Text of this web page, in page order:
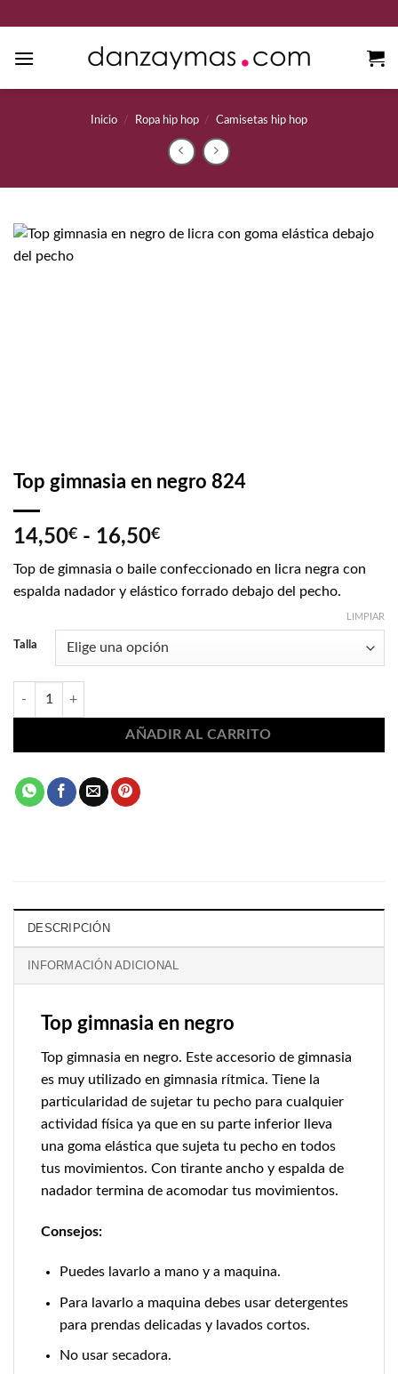
contenido
Inicio / Ropa hip hop / Camisetas hip hop
Top gimnasia en negro 824
14,50€ - 16,50€Rango
precios:
desde
hasta
16,50€
Top de gimnasia o baile confeccionado en licra negra con
espalda nadador y elástico forrado debajo del pecho.
Talla
LIMPIAR
Top gimnasia en negro 824 cantidad
AÑADIR AL CARRITO
DESCRIPCIÓN
INFORMACIÓN ADICIONAL
Top gimnasia en negro
Top gimnasia en negro. Este accesorio de gimnasia
es muy utilizado en gimnasia rítmica. Tiene la
particularidad de sujetar tu pecho para cualquier
actividad física ya que en su parte inferior lleva
una goma elástica que sujeta tu pecho en todos
tus movimientos. Con tirante ancho y espalda de
nadador termina de acomodar tus movimientos.
Consejos:
Puedes lavarlo a mano y a maquina.
Para lavarlo a maquina debes usar detergentes
para prendas delicadas y lavados cortos.
No usar secadora.